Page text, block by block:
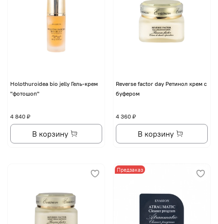
Holothuroidea bio jelly Гель-крем
"фотошоп"
4 840 ₽
В корзину
Reverse factor day Ретинол крем с
буфером
4 360 ₽
В корзину
Предзаказ